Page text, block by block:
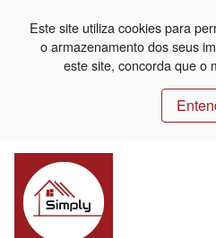
Este site utiliza cookies para
o armazenamento dos seus
este site, concorda que o